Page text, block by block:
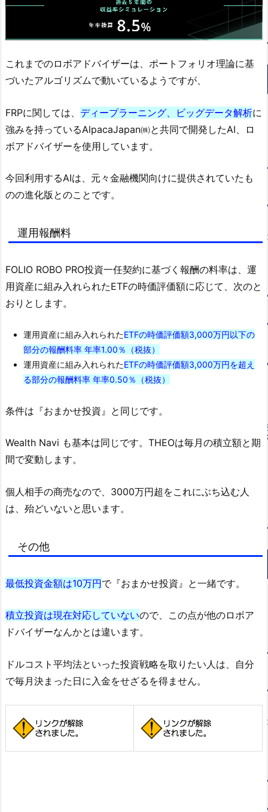
これまでのロボアドバイザーは、ポートフォリオ理論に基
づいたアルゴリズムで動いているようですが、
FRPに関しては、 ディープラーニング、ビッグデータ解析に
強みを持っているAlpacaJapan㈱と共同で開発したAI、ロ
ボアドバイザーを使用しています。
今回利用するAIは、元々金融機関向けに提供されていたも
のの進化版とのことです。
運用報酬料
FOLIO ROBO PRO投資一任契約に基づく報酬の料率は、運
用資産に組み入れられたETFの時価評価額に応じて、次のと
おりとします。
運用資産に組み入れられたETFの時価評価額3,000万円以下の
部分の報酬料率 年率1.00％（税抜）
運用資産に組み入れられたETFの時価評価額3,000万円を超え
る部分の報酬料率 年率0.50％（税抜）
条件は『おまかせ投資』と同じです。
Wealth Navi も基本は同じです。THEOは毎月の積立額と期
間で変動します。
個人相手の商売なので、3000万円超をこれにぶち込む人
は、殆どいないと思います。
その他
最低投資金額は10万円で『おまかせ投資』と一緒です。
積立投資は現在対応していないので、この点が他のロボア
ドバイザーなんかとは違います。
ドルコスト平均法といった投資戦略を取りたい人は、自分
で毎月決まった日に入金をせざるを得ません。